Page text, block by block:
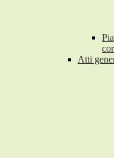
Atti